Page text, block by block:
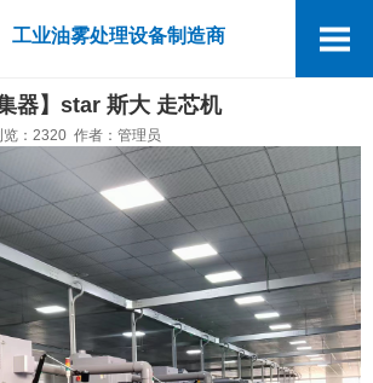
工业油雾处理设备制造商
器】star 斯大 走芯机
：2320 作者：管理员